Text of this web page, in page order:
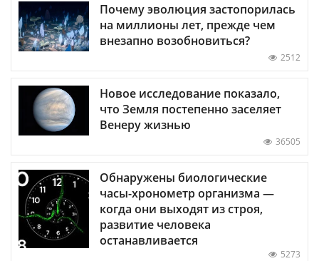
Почему эволюция застопорилась
на миллионы лет, прежде чем
внезапно возобновиться?
2512
Новое исследование показало,
что Земля постепенно заселяет
Венеру жизнью
36505
Обнаружены биологические
часы-хронометр организма —
когда они выходят из строя,
развитие человека
останавливается
5273